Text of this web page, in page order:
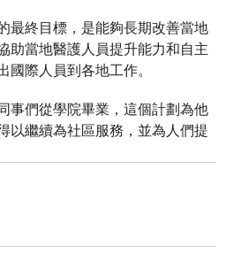
最終目標，是能夠長期改善當地
助當地醫護人員提升能力和自主
際人員到各地工作。
事們從學院畢業，這個計劃為他
以繼續為社區服務，並為人們提